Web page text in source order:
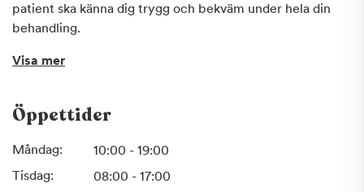
patient ska känna dig trygg och bekväm under hela din
behandling.
Dentry Tandvård i Malmö erbjuder:
kronor och stödbehandling
Behandling av tandlossning
Behandling av käkledsbesvär
Tandlossning
Visa mer
Öppettider
Måndag:
10:00 - 19:00
Tisdag:
08:00 - 17:00